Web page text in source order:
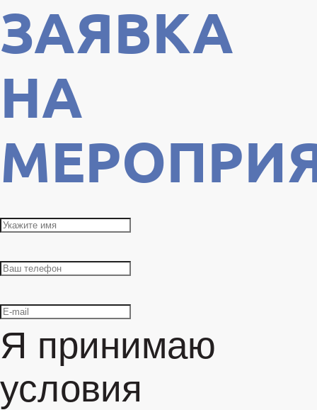
ЗАЯВКА
НА
Я принимаю
условия